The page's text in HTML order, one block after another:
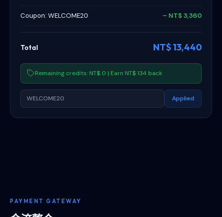
Coupon: WELCOME20 – NT$ 3,360
Total NT$ 13,440
Remaining credits: NT$ 0 | Earn NT$ 134 back
WELCOME20 Applied
PAYMENT GATEWAY